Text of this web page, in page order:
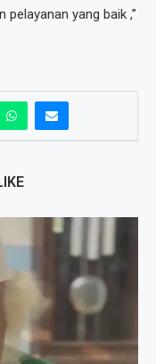
pelayanan yang baik ,”